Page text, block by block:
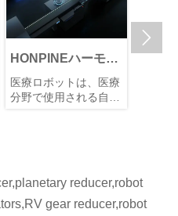
ハーモニ
ーボアクチュ
が医療ロボテ
ットは、医療
用される自動
および補助治
師、その他の
を支援、強
Harmonic
Systems VS
Nabtesco VS
統合型ハーモニ
節モーターは、
に集積化された
なロボット関節

reducer,robot
gear reducer,robot